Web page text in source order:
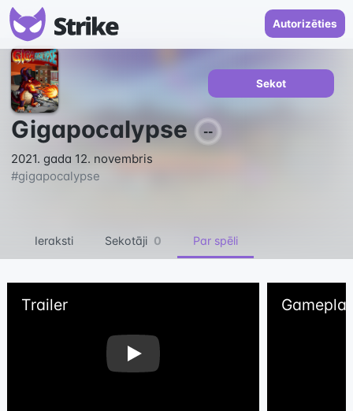
Autorizēties
Gigapocalypse --
2021. gada 12. novembris
#gigapocalypse
Sekot
Ieraksti Sekotāji 0 Par spēli
Trailer
Play